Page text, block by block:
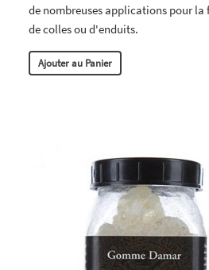
de nombreuses applications pour
de colles ou d'enduits.
Ajouter au Panier